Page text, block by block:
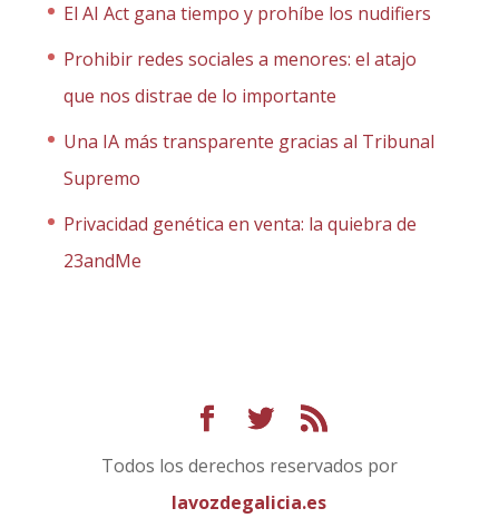
El AI Act gana tiempo y prohíbe los nudifiers
Prohibir redes sociales a menores: el atajo
que nos distrae de lo importante
Una IA más transparente gracias al Tribunal
Supremo
Privacidad genética en venta: la quiebra de
23andMe
Todos los derechos reservados por
lavozdegalicia.es